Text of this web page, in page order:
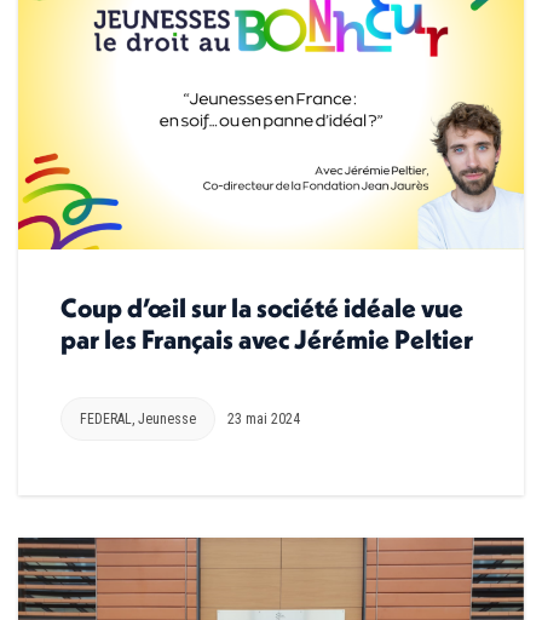
Coup d’œil sur la société idéale vue
par les Français avec Jérémie Peltier
FEDERAL, Jeunesse 23 mai 2024